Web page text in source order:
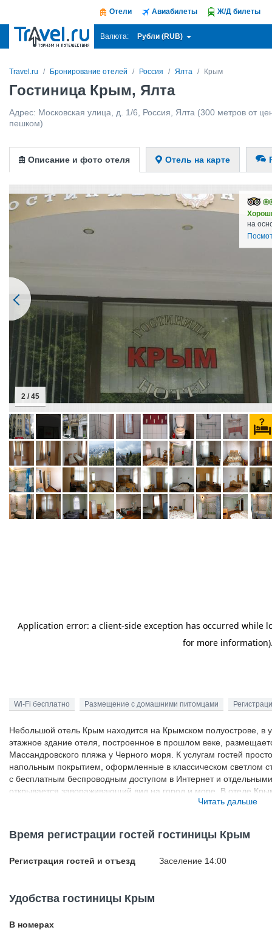
Отели Авиабилеты Ж/Д билеты
Валюта: Рубли (RUB)
Travel.ru Бронирование отелей Россия Ялта Крым
Гостиница Крым, Ялта
Адрес: Московская улица, д. 1/6 Россия Ялта (300 метров от
пешком)
Описание и фото отеля Отель на карте
на
2 / 45
Wi-Fi бесплатно Размещение с домашними питомцами
Небольшой отель Крым находится на Крымском полуострове, в
этажное здание отеля, построенное в прошлом веке,
Массандровского пляжа у Черного моря. К услугам гостей
напольным покрытием, оформленные в классическом светлом
с бесплатным беспроводным доступом в Интернет и
открывается завораживающий вид на город и море. В отеле
регистрации. Городской автовокзал Ялты расположен в 1,8 км
Читать дальше
Время регистрации гостей гостиницы Крым
Регистрация гостей и отъезд Заселение 14:00
Удобства гостиницы Крым
В номерах